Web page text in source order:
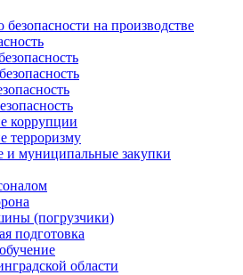
на производстве
коррупции
терроризму
и муниципальные закупки
(погрузчики)
подготовка
области